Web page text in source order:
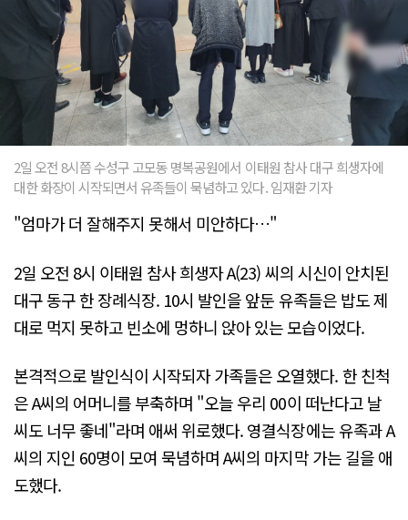
2일 오전 8시쯤 수성구 고모동 명복공원에서 이태원 참사 대구 희생자에
대한 화장이 시작되면서 유족들이 묵념하고 있다. 임재환 기자
"엄마가 더 잘해주지 못해서 미안하다…"
2일 오전 8시 이태원 참사 희생자 A(23) 씨의 시신이 안치된
대구 동구 한 장례식장. 10시 발인을 앞둔 유족들은 밥도 제
대로 먹지 못하고 빈소에 멍하니 앉아 있는 모습이었다.
본격적으로 발인식이 시작되자 가족들은 오열했다. 한 친척
은 A씨의 어머니를 부축하며 "오늘 우리 00이 떠난다고 날
씨도 너무 좋네"라며 애써 위로했다. 영결식장에는 유족과 A
씨의 지인 60명이 모여 묵념하며 A씨의 마지막 가는 길을 애
도했다.